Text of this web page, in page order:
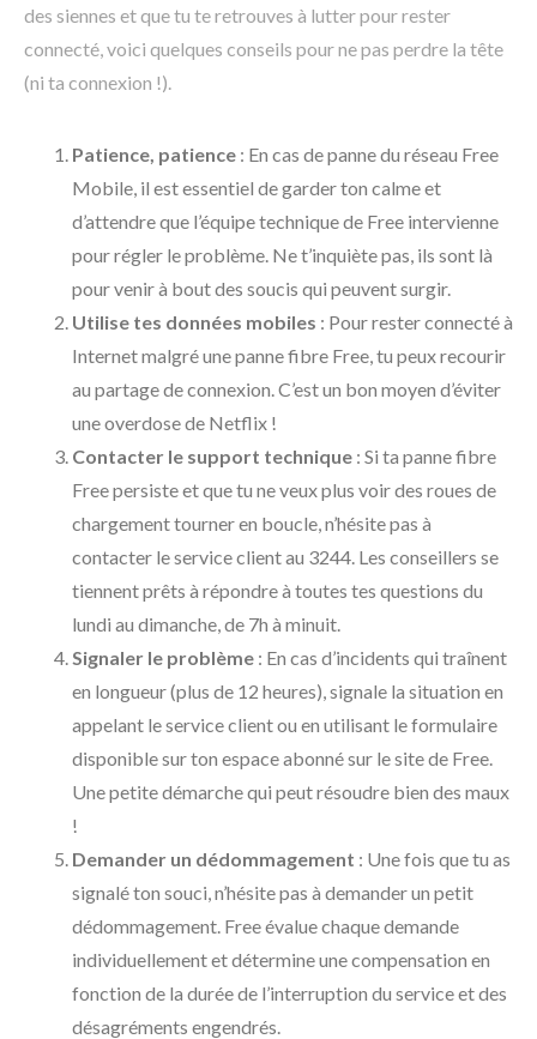
des siennes et que tu te retrouves à lutter pour rester
connecté, voici quelques conseils pour ne pas perdre la tête
(ni ta connexion !).
Patience, patience : En cas de panne du réseau Free
Mobile, il est essentiel de garder ton calme et
d’attendre que l’équipe technique de Free intervienne
pour régler le problème. Ne t’inquiète pas, ils sont là
pour venir à bout des soucis qui peuvent surgir.
Utilise tes données mobiles : Pour rester connecté à
Internet malgré une panne fibre Free, tu peux recourir
au partage de connexion. C’est un bon moyen d’éviter
une overdose de Netflix !
Contacter le support technique : Si ta panne fibre
Free persiste et que tu ne veux plus voir des roues de
chargement tourner en boucle, n’hésite pas à
contacter le service client au 3244. Les conseillers se
tiennent prêts à répondre à toutes tes questions du
lundi au dimanche, de 7h à minuit.
Signaler le problème : En cas d’incidents qui traînent
en longueur (plus de 12 heures), signale la situation en
appelant le service client ou en utilisant le formulaire
disponible sur ton espace abonné sur le site de Free.
Une petite démarche qui peut résoudre bien des maux
!
Demander un dédommagement : Une fois que tu as
signalé ton souci, n’hésite pas à demander un petit
dédommagement. Free évalue chaque demande
individuellement et détermine une compensation en
fonction de la durée de l’interruption du service et des
désagréments engendrés.